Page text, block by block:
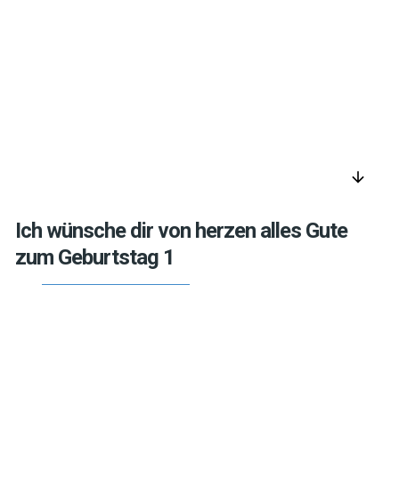
arrow_downward
Ich wünsche dir von herzen alles Gute
zum Geburtstag 1